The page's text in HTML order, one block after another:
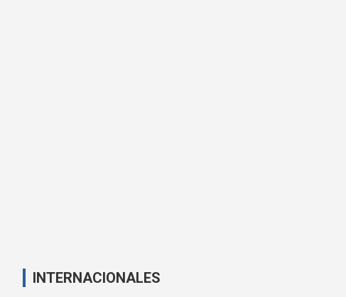
INTERNACIONALES